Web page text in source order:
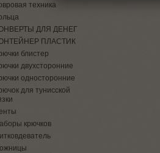
техника
ДЛЯ ДЕНЕГ
ПЛАСТИК
блистер
двухсторонние
односторонние
для тунисской
крючков